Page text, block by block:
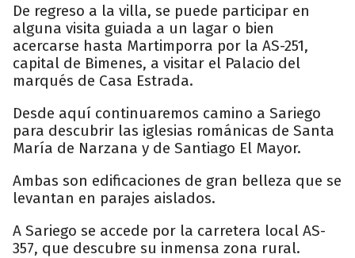
De regreso a la villa, se puede participar en
alguna visita guiada a un lagar o bien
acercarse hasta Martimporra por la AS-251,
capital de Bimenes, a visitar el Palacio del
marqués de Casa Estrada.
Desde aquí continuaremos camino a Sariego
para descubrir las iglesias románicas de Santa
María de Narzana y de Santiago El Mayor.
Ambas son edificaciones de gran belleza que se
levantan en parajes aislados.
A Sariego se accede por la carretera local AS-
357, que descubre su inmensa zona rural.